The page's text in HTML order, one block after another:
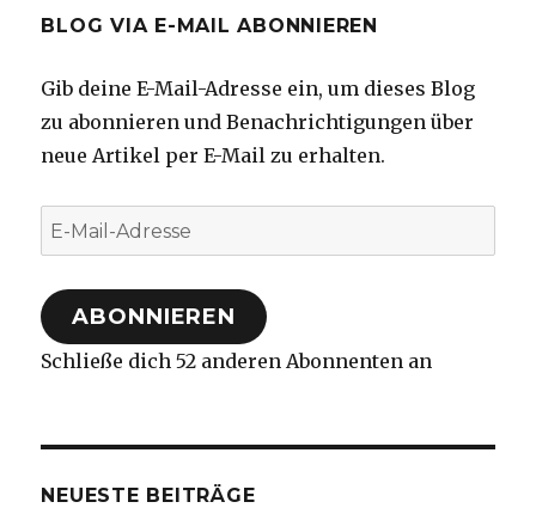
BLOG VIA E-MAIL ABONNIEREN
Gib deine E-Mail-Adresse ein, um dieses Blog
zu abonnieren und Benachrichtigungen über
neue Artikel per E-Mail zu erhalten.
E-
Mail-
Adresse
ABONNIEREN
Schließe dich 52 anderen Abonnenten an
NEUESTE BEITRÄGE